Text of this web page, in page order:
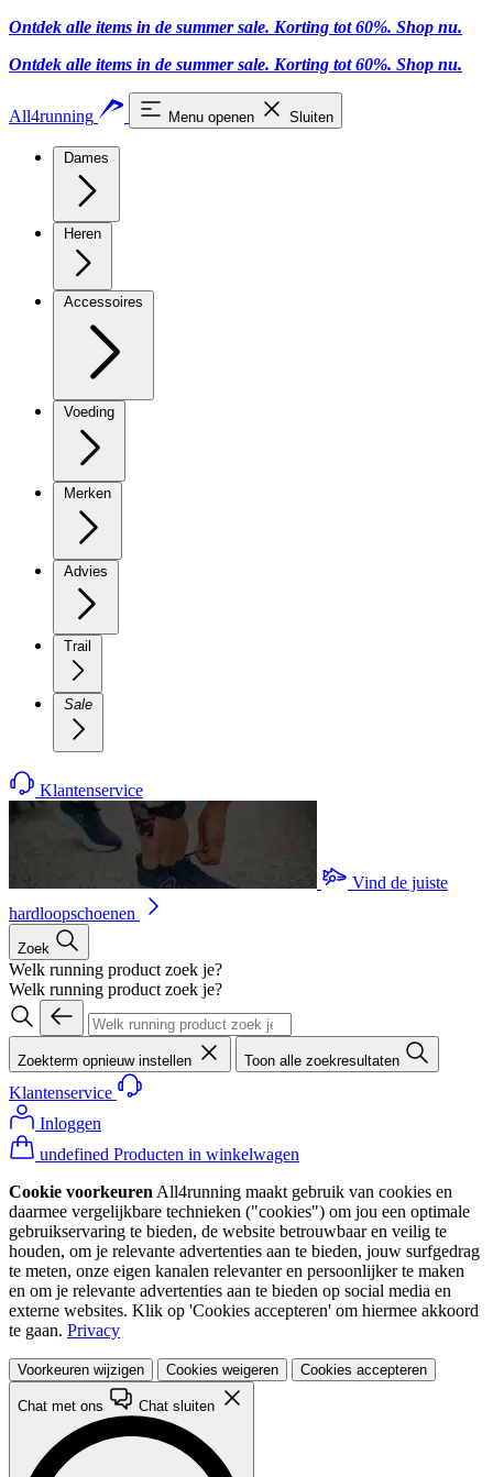
Ontdek alle items in de summer sale. Korting tot 60%. Shop nu.
Ontdek alle items in de summer sale. Korting tot 60%. Shop nu.
All4running Menu openen Sluiten
Dames
Heren
Accessoires
Voeding
Merken
Advies
Trail
Sale
Klantenservice
Vind de juiste
hardloopschoenen
Zoek
Welk running product zoek je?
Welk running product zoek je?
Zoekterm opnieuw instellen Toon alle zoekresultaten
Klantenservice
Inloggen
undefined Producten in winkelwagen
Cookie voorkeuren All4running maakt gebruik van cookies en
daarmee vergelijkbare technieken ("cookies") om jou een optimale
gebruikservaring te bieden, de website betrouwbaar en veilig te
houden, om je relevante advertenties aan te bieden, jouw surfgedrag
te meten, onze eigen kanalen relevanter en persoonlijker te maken
en om je relevante advertenties aan te bieden op social media en
externe websites. Klik op 'Cookies accepteren' om hiermee akkoord
te gaan. Privacy
Voorkeuren wijzigen Cookies weigeren Cookies accepteren
Chat met ons Chat sluiten